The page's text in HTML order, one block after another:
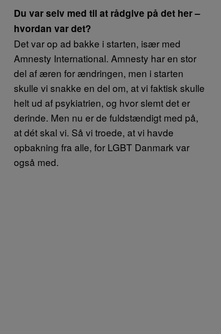
Du var selv med til at rådgive på det her –
hvordan var det?
Det var op ad bakke i starten, især med
Amnesty International. Amnesty har en stor
del af æren for ændringen, men i starten
skulle vi snakke en del om, at vi faktisk skulle
helt ud af psykiatrien, og hvor slemt det er
derinde. Men nu er de fuldstændigt med på,
at dét skal vi. Så vi troede, at vi havde
opbakning fra alle, for LGBT Danmark var
også med.